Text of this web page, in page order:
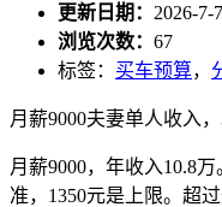
更新日期： 2026-7-7
浏览次数： 67
标签： 买车预算，
月薪9000夫妻单人收入
月薪9000，年收入10.8
准，1350元是上限。超